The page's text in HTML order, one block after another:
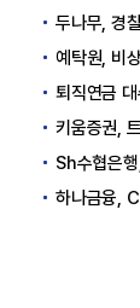
두나무, 경찰
예탁원, 비상장
퇴직연금 대
키움증권, 트래
Sh수협은행, 상
하나금융, CIFO 신